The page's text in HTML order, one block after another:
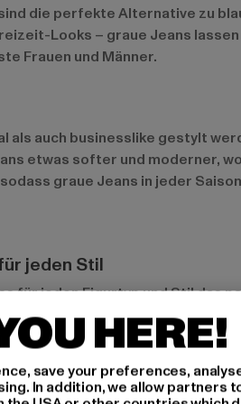
die perfekte Alternative zu
Looks – graue Jeans
Frauen und Männer.
als auch businesslike gestylt
etwas softer und moderner,
graue Jeans in jeder
jeden Stil
jeden Figurtyp und Stil das
Fit Jeans eine etwas
schmal oder locker – graue
HERE!
save your preferences,
In addition, we allow partners